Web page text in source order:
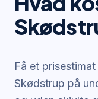
Få et
Skødstrup på